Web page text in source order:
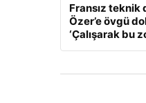
Fransız
Özer’e övgü
‘Çalışarak bu